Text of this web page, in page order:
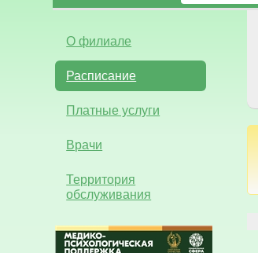
О филиале
Расписание
Платные услуги
Врачи
Территория
обслуживания